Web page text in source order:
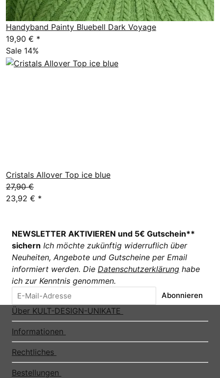
Handyband Painty Bluebell Dark Voyage
19,90 € *
Sale 14%
Cristals Allover Top ice blue
27,90 €
23,92 € *
NEWSLETTER AKTIVIEREN und 5€ Gutschein**
sichern Ich möchte zukünftig widerruflich über
Neuheiten, Angebote und Gutscheine per Email
informiert werden. Die Datenschutzerklärung habe
ich zur Kenntnis genommen.
Abonnieren
Über KULT-DESIGN-UNIKATE
Informationen
Rechtliches
Bestellungen